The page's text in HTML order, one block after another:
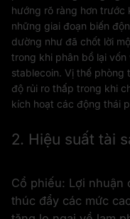
hướng rõ ràng hơn
những giai đoạn biến
dường như đã chốt lời
trong khi phân bổ lại
stablecoin. Vị thế
độ rủi ro thấp trong khi
kích hoạt các động thái
2. Hiệu suất tài
Cổ phiếu: Lợi nhuận
thúc đẩy các mức